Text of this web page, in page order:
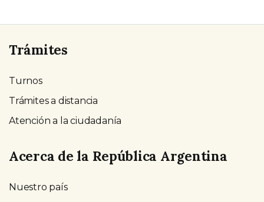
Trámites
Turnos
Trámites a distancia
Atención a la ciudadanía
Acerca de la República Argentina
Nuestro país